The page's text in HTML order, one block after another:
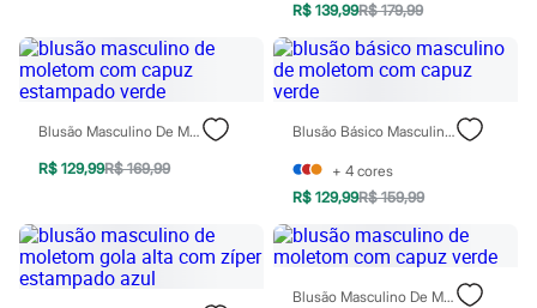
Calças
Camisetas e Regatas
Casacos e Jaquetas
Polos
Bolsas e Mochilas
Carteiras
Óculos
Relógios
R$ 139,99R$ 179,99
Blusão Masculino De Moletom Com Capuz Estampado Verde
R$ 129,99R$ 169,99
Blusão Básico Masculino De Moletom Com Capuz Verde
+ 4 cores
R$ 129,99R$ 159,99
Blusão Masculino De Moletom Com Capuz Verde